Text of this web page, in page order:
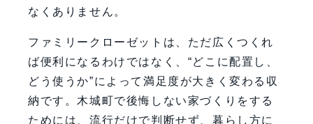
なくありません。
ファミリークローゼットは、ただ広くつくれ
ば便利になるわけではなく、“どこに配置し、
どう使うか”によって満足度が大きく変わる収
納です。木城町で後悔しない家づくりをする
ためには、流行だけで判断せず、暮らし方に